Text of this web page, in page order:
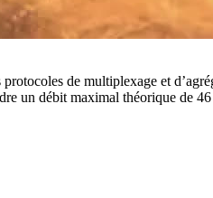
de multiplexage et
un débit maximal théorique de